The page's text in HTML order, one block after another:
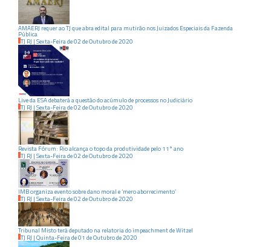
AMAERJ requer ao TJ que abra edital para mutirão nos Juizados Especiais da Fazenda
Pública
TJ RJ | Sexta-Feirade02 deOutubrode2020
Live da ESA debaterá a questão do acúmulo de processos no Judiciário
TJ RJ | Sexta-Feirade02 deOutubrode2020
Revista Fórum: Rio alcança o topo da produtividade pelo 11° ano
TJ RJ | Sexta-Feirade02 deOutubrode2020
IMB organiza evento sobre dano moral e ‘mero aborrecimento’
TJ RJ | Sexta-Feirade02 deOutubrode2020
Tribunal Misto terá deputado na relatoria do impeachment de Witzel
TJ RJ | Quinta-Feirade01 deOutubrode2020